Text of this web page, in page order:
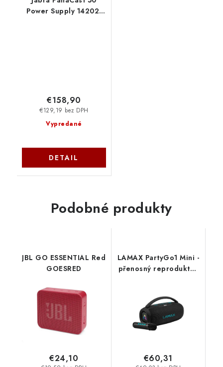
Power Supply 14202-
Vypredané
€129,19 bez DPH
€158,90
DETAIL
Podobné produkty
JBL GO ESSENTIAL Red
GOESRED
€24,10
LAMAX PartyGo1 Mini -
přenosný reproduktor
€60,31